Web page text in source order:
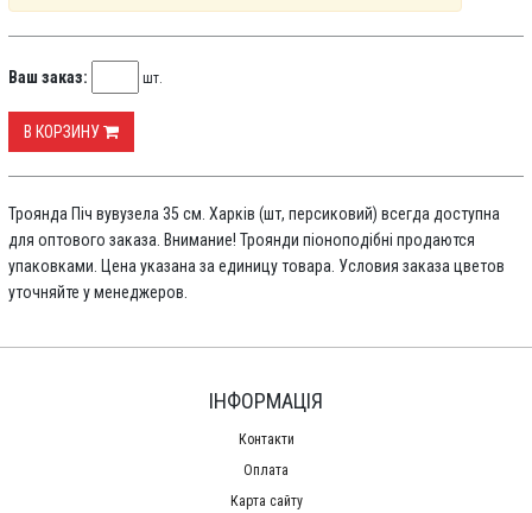
Ваш заказ: шт.
В КОРЗИНУ
Троянда Піч вувузела 35 см. Харків (шт, персиковий) всегда доступна
для оптового заказа. Внимание! Троянди піоноподібні продаются
упаковками. Цена указана за единицу товара. Условия заказа цветов
уточняйте у менеджеров.
ІНФОРМАЦІЯ
Контакти
Оплата
Карта сайту